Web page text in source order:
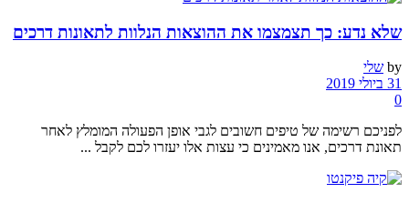
שלא נדע: כך תצמצמו את ההוצאות הנלוות לתאונות דרכים
by שלי
31 ביולי 2019
0
לפניכם רשימה של טיפים חשובים לגבי אופן הפעולה המומלץ לאחר
תאונת דרכים, אנו מאמינים כי עצות אלו יעזרו לכם לקבל ...